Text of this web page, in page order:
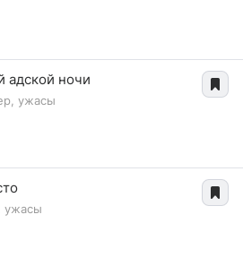
адской ночи
ужасы
ужасы